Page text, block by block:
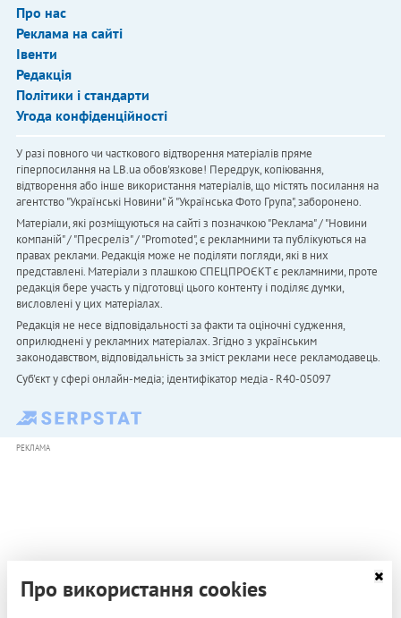
Про нас
Реклама на сайті
Івенти
Редакція
Політики і стандарти
Угода конфіденційності
У разі повного чи часткового відтворення матеріалів пряме
гіперпосилання на LB.ua обов'язкове! Передрук, копіювання,
відтворення або інше використання матеріалів, що містять посилання на
агентство "Українськi Новини" й "Українська Фото Група", заборонено.
Матеріали, які розміщуються на сайті з позначкою "Реклама" / "Новини
компаній" / "Пресреліз" / "Promoted", є рекламними та публікуються на
правах реклами. Редакція може не поділяти погляди, які в них
представлені. Матеріали з плашкою СПЕЦПРОЄКТ є рекламними, проте
редакція бере участь у підготовці цього контенту і поділяє думки,
висловлені у цих матеріалах.
Редакція не несе відповідальності за факти та оціночні судження,
оприлюднені у рекламних матеріалах. Згідно з українським
законодавством, відповідальність за зміст реклами несе рекламодавець.
Cуб'єкт у сфері онлайн-медіа; ідентифікатор медіа - R40-05097
РЕКЛАМА
Про використання cookies